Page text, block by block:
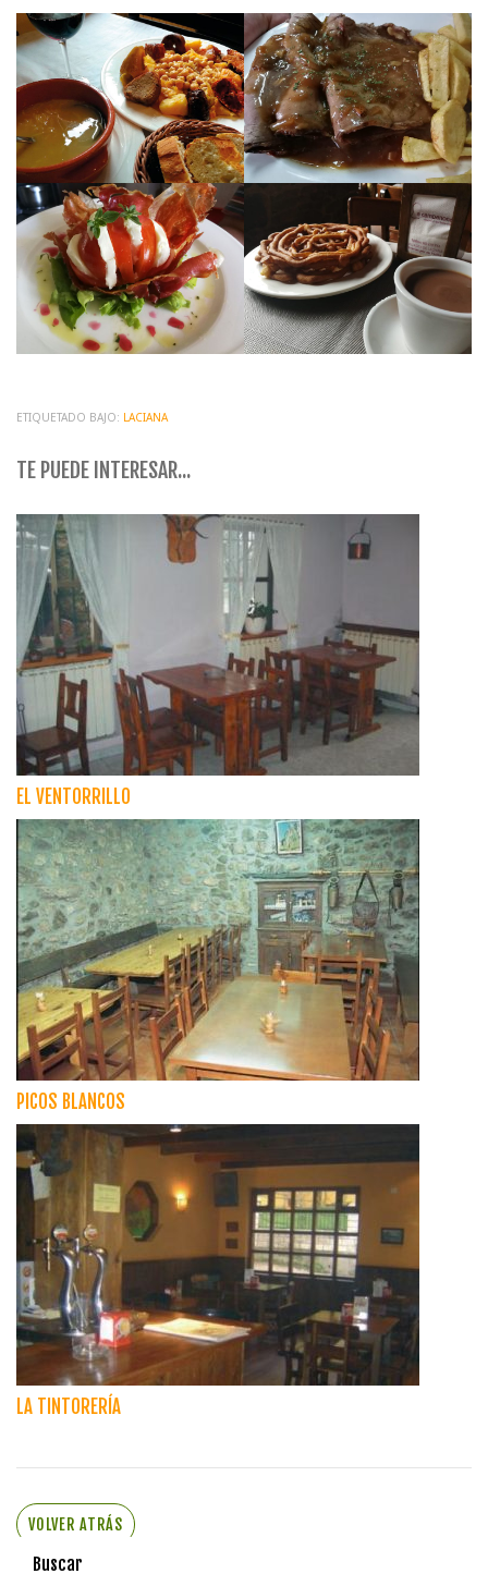
ETIQUETADO BAJO: LACIANA
TE PUEDE INTERESAR...
EL VENTORRILLO
PICOS BLANCOS
LA TINTORERÍA
VOLVER ATRÁS
Buscar